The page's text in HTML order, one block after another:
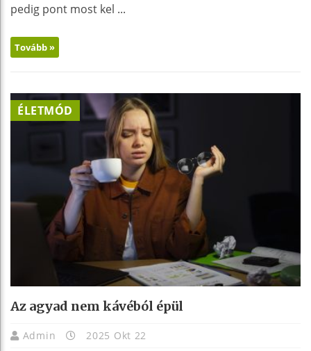
pedig pont most kel ...
Tovább »
ÉLETMÓD
Az agyad nem kávéból épül
Admin 2025 Okt 22